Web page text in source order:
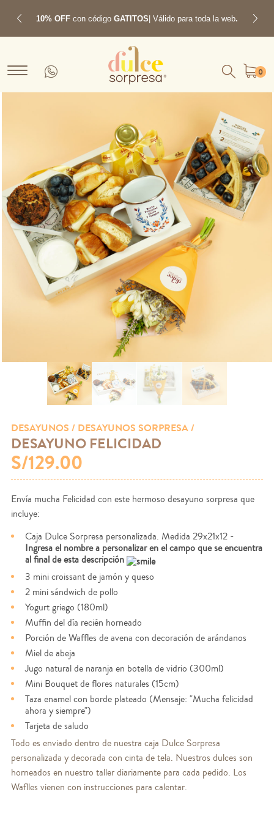
10% OFF con código GATITOS| Válido para toda la web.
Previous Next
0
DESAYUNOS / DESAYUNOS SORPRESA /
DESAYUNO FELICIDAD
S/129.00
Envía mucha Felicidad con este hermoso desayuno sorpresa que
incluye:
Caja Dulce Sorpresa personalizada. Medida 29x21x12 -
Ingresa el nombre a personalizar en el campo que se encuentra
al final de esta descripción
3 mini croissant de jamón y queso
2 mini sándwich de pollo
Yogurt griego (180ml)
Muffin del día recién horneado
Porción de Waffles de avena con decoración de arándanos
Miel de abeja
Jugo natural de naranja en botella de vidrio (300ml)
Mini Bouquet de flores naturales (15cm)
Taza enamel con borde plateado (Mensaje: "Mucha felicidad
ahora y siempre")
Tarjeta de saludo
Todo es enviado dentro de nuestra caja Dulce Sorpresa
personalizada y decorada con cinta de tela. Nuestros dulces son
horneados en nuestro taller diariamente para cada pedido. Los
Waflles vienen con instrucciones para calentar.